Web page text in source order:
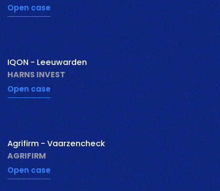
Open case
IQON - Leeuwarden
HARNS INVEST
Open case
Agrifirm - Vaarzencheck
AGRIFIRM
Open case